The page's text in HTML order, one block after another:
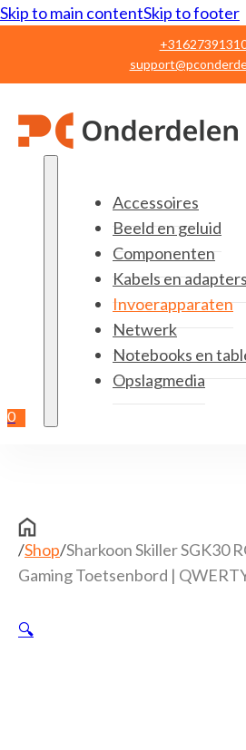
Skip to main contentSkip to footer
0
Accessoires
Beeld en geluid
Componenten
Kabels en adapters
Invoerapparaten
Netwerk
Notebooks en
Opslagmedia
/Shop/Sharkoon Skiller SGK30
Gaming Toetsenbord |
🔍